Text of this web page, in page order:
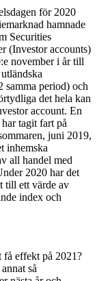
för 2020
hamnade
Securities
(Investor accounts)
november i år till
samma period) och
det hela kan
account. En
tagit fart på
juni 2019,
inhemska
all handel med
2020 har det
till ett värde av
index och
få effekt på 2021?
så